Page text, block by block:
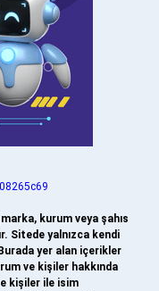
kurum veya şahıs
Sitede yalnızca kendi
yer alan içerikler
ve kişiler hakkında
kişiler ile isim